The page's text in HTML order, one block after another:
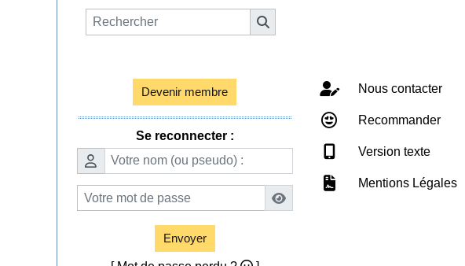
Devenir membre
Se reconnecter :
Envoyer
Nous contacter
Recommander
Version texte
Mentions Légales